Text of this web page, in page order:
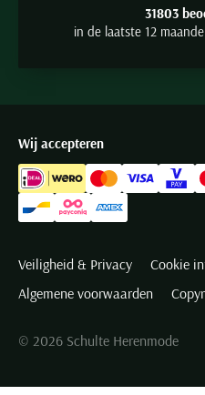
31803
in de laatste 12
Wij accepteren
Veiligheid & Privacy Cookie
Algemene voorwaarden
© 2026 Schulte Herenmode